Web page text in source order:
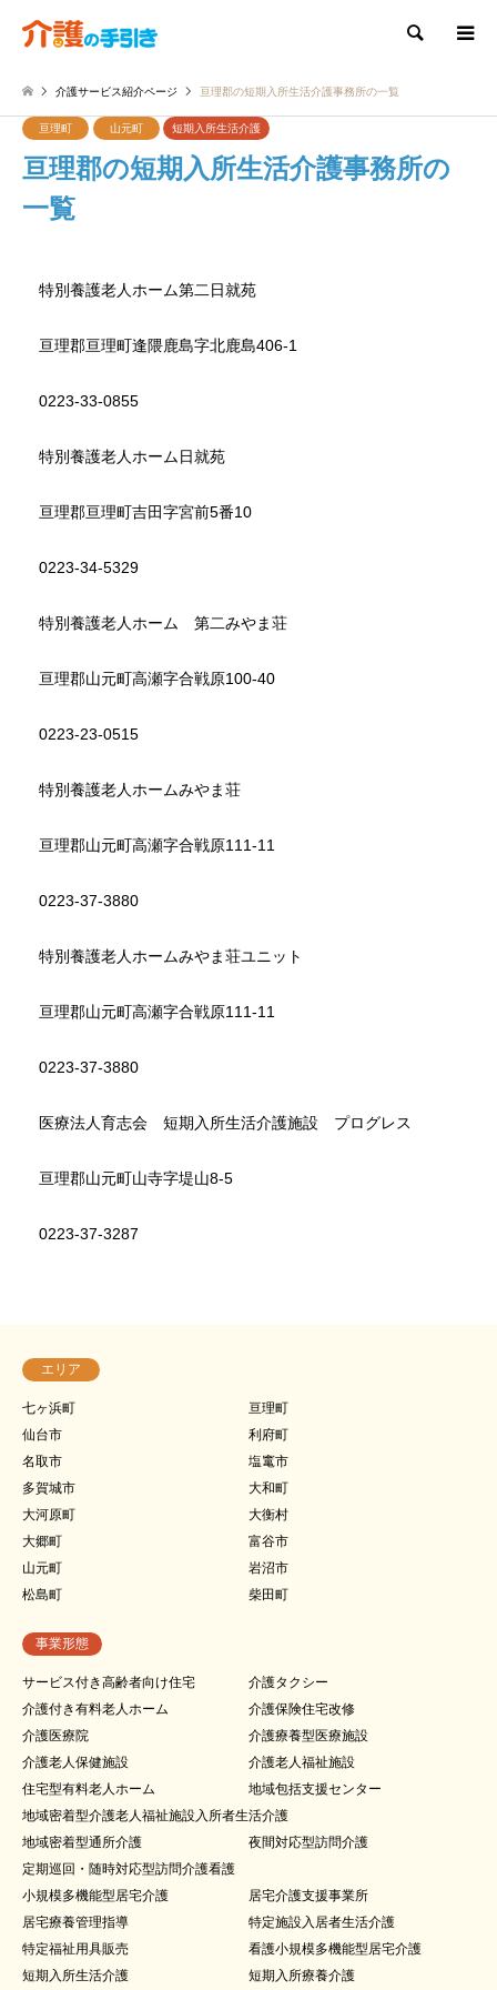
検索
介護サービス紹介ページ 亘理郡の短期入所生活介護事務所の一覧
亘理町 山元町 短期入所生活介護
亘理郡の短期入所生活介護事務所の
一覧
特別養護老人ホーム第二日就苑
亘理郡亘理町逢隈鹿島字北鹿島406-1
0223-33-0855
特別養護老人ホーム日就苑
亘理郡亘理町吉田字宮前5番10
0223-34-5329
特別養護老人ホーム 第二みやま荘
亘理郡山元町高瀬字合戦原100-40
0223-23-0515
特別養護老人ホームみやま荘
亘理郡山元町高瀬字合戦原111-11
0223-37-3880
特別養護老人ホームみやま荘ユニット
亘理郡山元町高瀬字合戦原111-11
0223-37-3880
医療法人育志会 短期入所生活介護施設 プログレス
亘理郡山元町山寺字堤山8-5
0223-37-3287
エリア
七ヶ浜町
亘理町
仙台市
利府町
名取市
塩竃市
多賀城市
大和町
大河原町
大衡村
大郷町
富谷市
山元町
岩沼市
松島町
柴田町
事業形態
サービス付き高齢者向け住宅
介護タクシー
介護付き有料老人ホーム
介護保険住宅改修
介護医療院
介護療養型医療施設
介護老人保健施設
介護老人福祉施設
住宅型有料老人ホーム
地域包括支援センター
地域密着型介護老人福祉施設入所者生活介護
地域密着型通所介護
夜間対応型訪問介護
定期巡回・随時対応型訪問介護看護
小規模多機能型居宅介護
居宅介護支援事業所
居宅療養管理指導
特定施設入居者生活介護
特定福祉用具販売
看護小規模多機能型居宅介護
短期入所生活介護
短期入所療養介護